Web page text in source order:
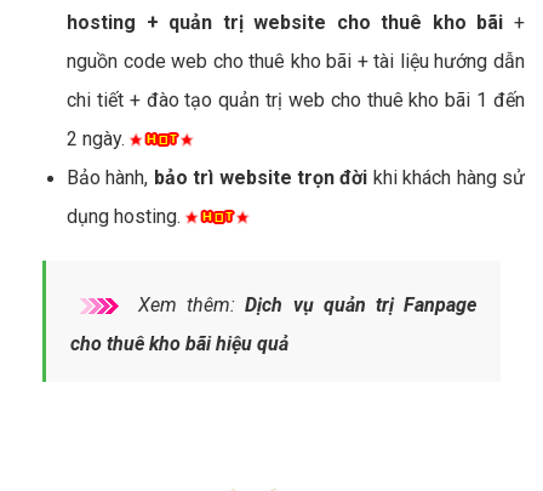
hosting + quản trị website cho thuê kho bãi +
nguồn code web cho thuê kho bãi + tài liệu hướng dẫn
chi tiết + đào tạo quản trị web cho thuê kho bãi 1 đến
2 ngày.
Bảo hành, bảo trì website trọn đời khi khách hàng sử
dụng hosting.
Xem thêm:Dịch vụ quản trị Fanpage
cho thuê kho bãi hiệu quả